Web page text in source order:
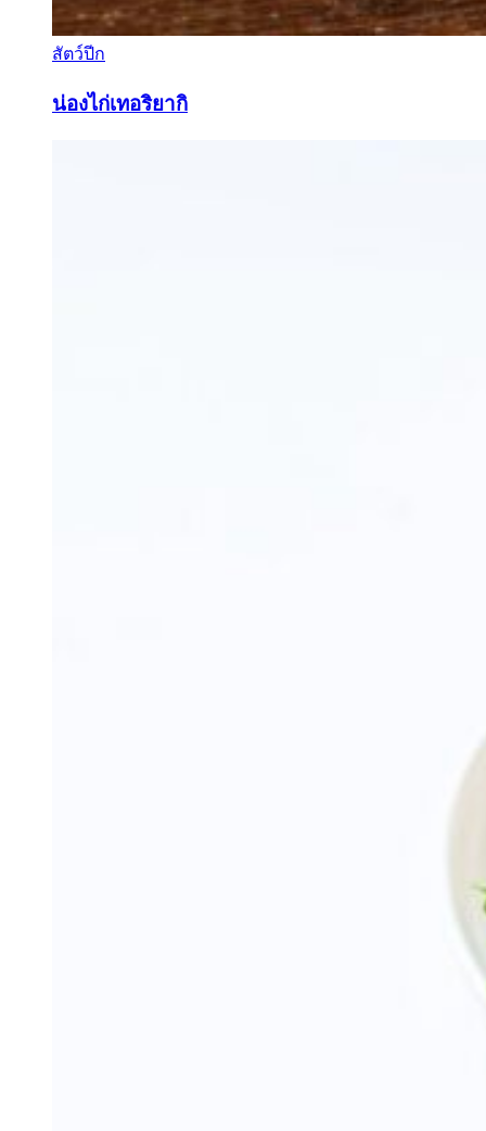
สัตว์ปีก
น่องไก่เทอริยากิ